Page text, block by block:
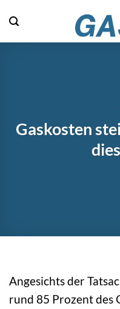
Inhalt
springen
Gaskosten
Angesichts der
rund 85 Prozent des